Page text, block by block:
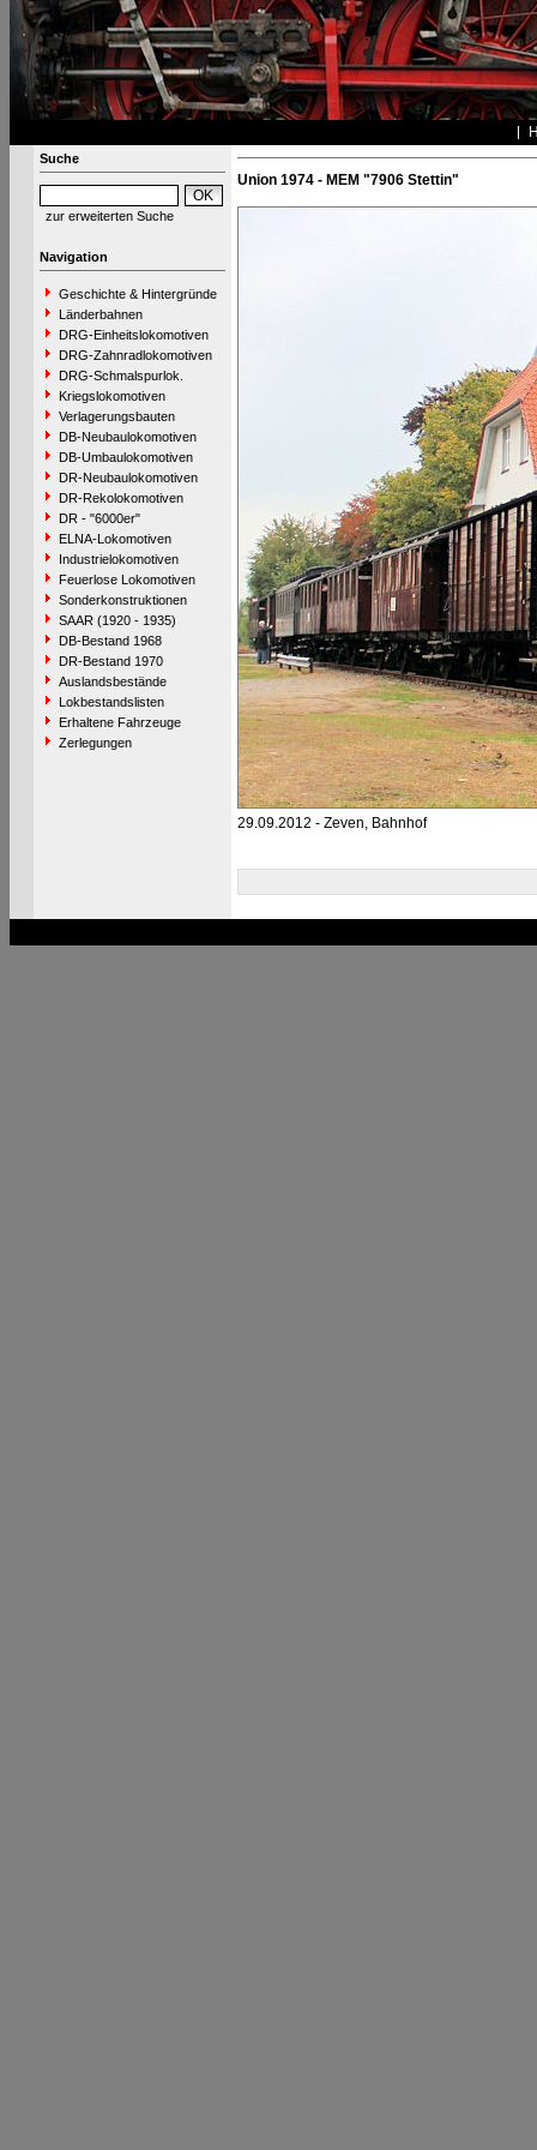
Suche
zur erweiterten Suche
Navigation
Geschichte & Hintergründe
Länderbahnen
DRG-Einheitslokomotiven
DRG-Zahnradlokomotiven
DRG-Schmalspurlok.
Kriegslokomotiven
Verlagerungsbauten
DB-Neubaulokomotiven
DB-Umbaulokomotiven
DR-Neubaulokomotiven
DR-Rekolokomotiven
DR - "6000er"
ELNA-Lokomotiven
Industrielokomotiven
Feuerlose Lokomotiven
Sonderkonstruktionen
SAAR (1920 - 1935)
DB-Bestand 1968
DR-Bestand 1970
Auslandsbestände
Lokbestandslisten
Erhaltene Fahrzeuge
Zerlegungen
Union 1974 - MEM "7906 Stettin"
29.09.2012 - Zeven, Bahnhof